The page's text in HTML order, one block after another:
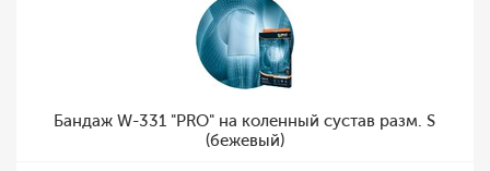
Бандаж W-331 "PRO" на коленный сустав разм. S
(бежевый)